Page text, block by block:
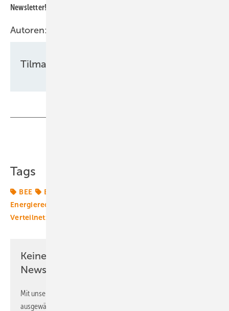
Newsletter!
Autoren:
Tilman Weber
Tags
BEE Eigenverbrauch
Energierecht
Verteilnetze
Keine Zeit? Kein Problem mit dem ERE
Newsletter!
Mit unserem Newsletter erhalten Sie regelmäßig von uns
ausgewählte Informationen und Neuigkeiten, gebündelt und